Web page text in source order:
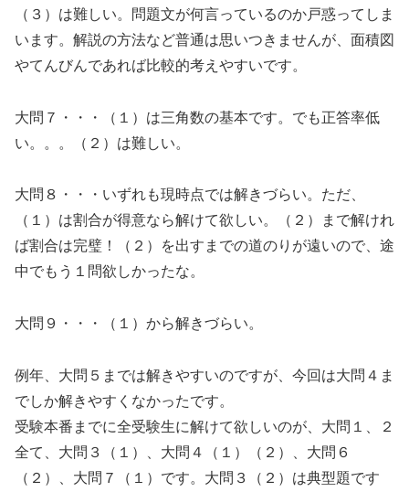
（３）は難しい。問題文が何言っているのか戸惑ってしま
います。解説の方法など普通は思いつきませんが、面積図
やてんびんであれば比較的考えやすいです。
大問７・・・（１）は三角数の基本です。でも正答率低
い。。。（２）は難しい。
大問８・・・いずれも現時点では解きづらい。ただ、
（１）は割合が得意なら解けて欲しい。（２）まで解けれ
ば割合は完璧！（２）を出すまでの道のりが遠いので、途
中でもう１問欲しかったな。
大問９・・・（１）から解きづらい。
例年、大問５までは解きやすいのですが、今回は大問４ま
でしか解きやすくなかったです。
受験本番までに全受験生に解けて欲しいのが、大問１、２
全て、大問３（１）、大問４（１）（２）、大問６
（２）、大問７（１）です。大問３（２）は典型題です